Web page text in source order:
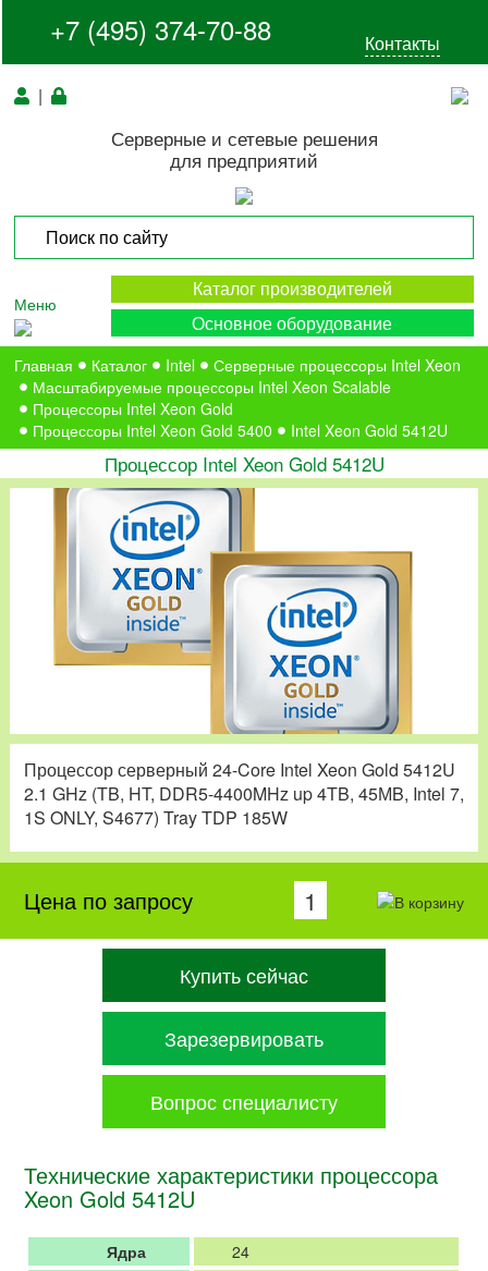
+7 (495) 374-70-88 Контакты
|
Серверные и сетевые решения
для предприятий
Меню
Каталог производителей
Основное оборудование
Главная Каталог Intel
Серверные процессоры Intel Xeon
Масштабируемые процессоры Intel Xeon Scalable
Процессоры Intel Xeon Gold
Процессоры Intel Xeon Gold 5400
Intel Xeon Gold 5412U
Процессор Intel Xeon Gold 5412U
Процессор серверный 24-Core Intel Xeon Gold 5412U
2.1 GHz (TB, HT, DDR5-4400MHz up 4TB, 45МB, Intel 7,
1S ONLY, S4677) Tray TDP 185W
Цена по запросу
Купить сейчас
Зарезервировать
Вопрос специалисту
Технические характеристики процессора
Xeon Gold 5412U
Ядра
24